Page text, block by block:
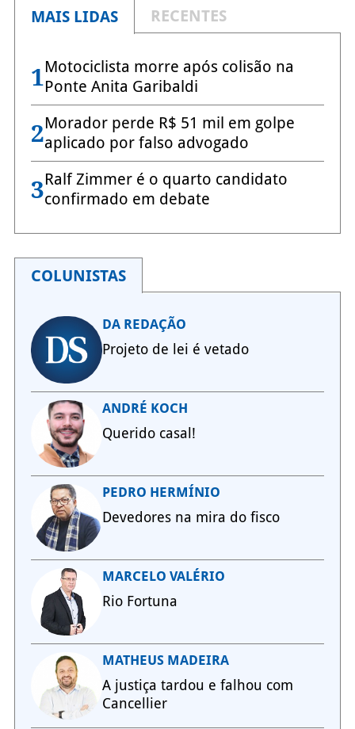
MAIS LIDAS
RECENTES
1Motociclista morre após colisão na
Ponte Anita Garibaldi
2Morador perde R$ 51 mil em golpe
aplicado por falso advogado
3Ralf Zimmer é o quarto candidato
confirmado em debate
COLUNISTAS
DA REDAÇÃO
Projeto de lei é vetado
ANDRÉ KOCH
Querido casal!
PEDRO HERMÍNIO
Devedores na mira do fisco
MARCELO VALÉRIO
Rio Fortuna
MATHEUS MADEIRA
A justiça tardou e falhou com
Cancellier